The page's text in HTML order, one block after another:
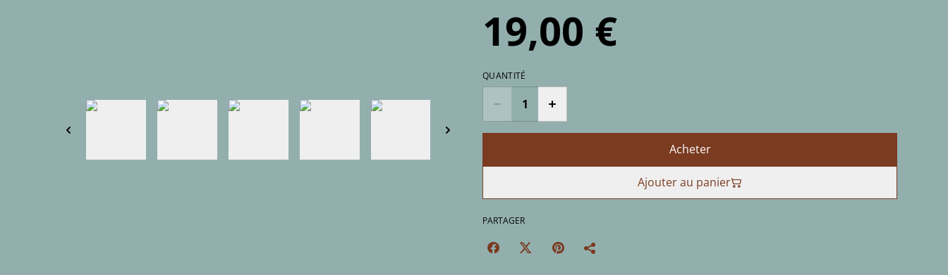
19,00 €
QUANTITÉ
Acheter
Ajouter au panier
PARTAGER